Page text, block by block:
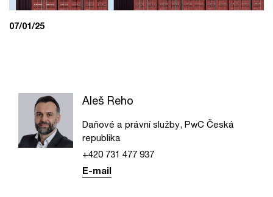
07/01/25
Aleš Reho
Daňové a právní služby, PwC Česká
republika
+420 731 477 937
E-mail